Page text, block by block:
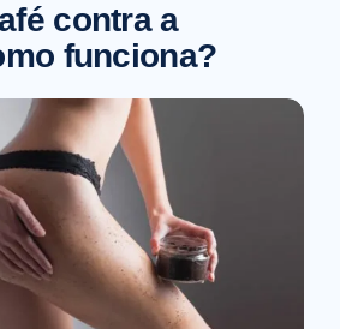
contra a
funciona?